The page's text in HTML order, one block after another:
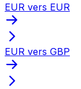
EUR vers EUR
EUR vers GBP